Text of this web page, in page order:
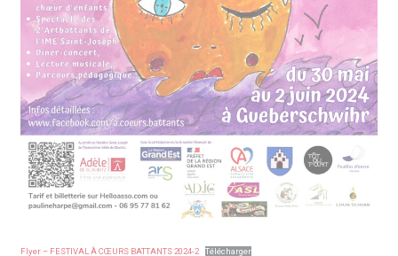
Flyer – FESTIVAL À CŒURS BATTANTS 2024-2 Télécharger